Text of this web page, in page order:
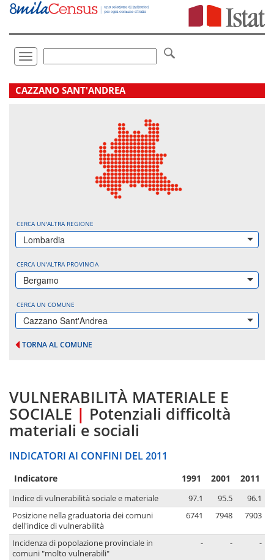
Vai
direttamente
Toggle
navigation
.
CAZZANO SANT'ANDREA
CERCA UN'ALTRA REGIONE
Lombardia
CERCA UN'ALTRA PROVINCIA
Bergamo
CERCA UN COMUNE
Cazzano Sant'Andrea
TORNA AL COMUNE
VULNERABILITÀ MATERIALE E
SOCIALE | Potenziali difficoltà
materiali e sociali
INDICATORI AI CONFINI DEL 2011
Indicatore 1991 2001 2011
Indice di vulnerabilità sociale e materiale 97.1 95.5
96.1
Posizione nella graduatoria dei comuni
dell'indice di vulnerabilità
6741 7948 7903
Incidenza di popolazione provinciale in
comuni "molto vulnerabili"
- - -